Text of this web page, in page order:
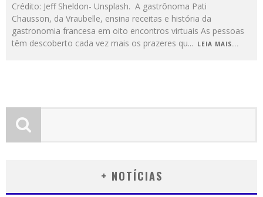
Crédito: Jeff Sheldon- Unsplash. A gastrônoma Pati
Chausson, da Vraubelle, ensina receitas e história da
gastronomia francesa em oito encontros virtuais As pessoas
têm descoberto cada vez mais os prazeres qu... LEIA MAIS...
+ NOTÍCIAS